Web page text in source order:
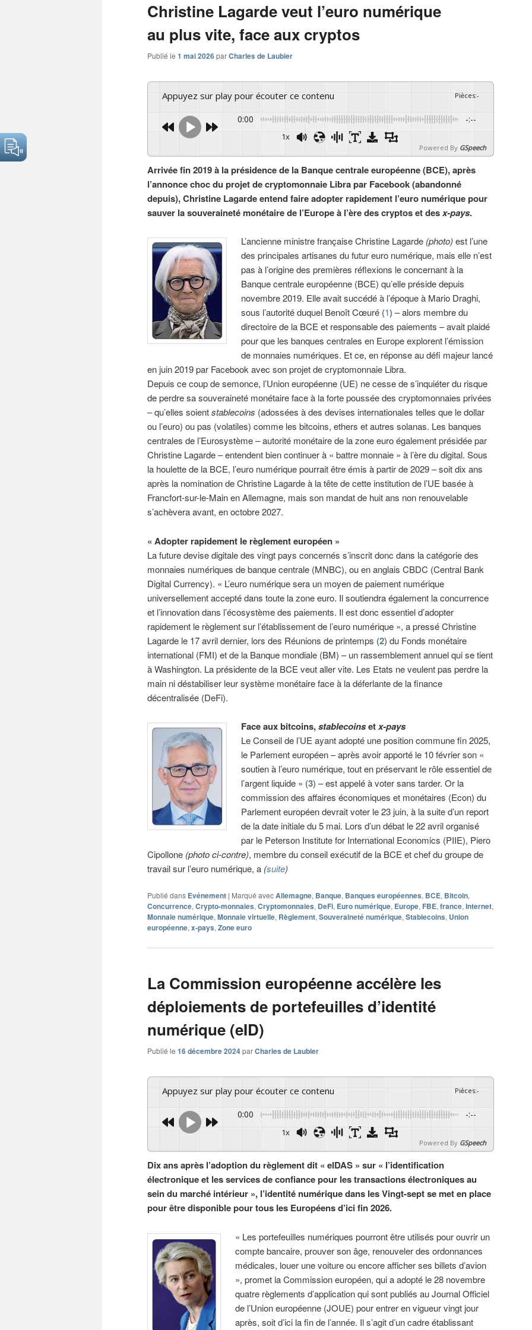
Christine Lagarde veut l’euro numérique
au plus vite, face aux cryptos
Publié le 1 mai 2026parCharles de Laubier
Appuyez sur play pour écouter ce contenu Pièces:-
0:00 -:--
1x
Powered By GSpeech
Arrivée fin 2019 à la présidence de la Banque centrale européenne (BCE), après
l’annonce choc du projet de cryptomonnaie Libra par Facebook (abandonné
depuis), Christine Lagarde entend faire adopter rapidement l’euro numérique pour
sauver la souveraineté monétaire de l’Europe à l’ère des cryptos et desx-pays.
L’ancienne ministre française Christine Lagarde (photo) est l’une
des principales artisanes du futur euro numérique, mais elle n’est
pas à l’origine des premières réflexions le concernant à la
Banque centrale européenne (BCE) qu’elle préside depuis
novembre 2019. Elle avait succédé à l’époque à Mario Draghi,
sous l’autorité duquel Benoît Cœuré (1) – alors membre du
directoire de la BCE et responsable des paiements – avait plaidé
pour que les banques centrales en Europe explorent l’émission
de monnaies numériques. Et ce, en réponse au défi majeur lancé
en juin 2019 par Facebook avec son projet de cryptomonnaie Libra.
Depuis ce coup de semonce, l’Union européenne (UE) ne cesse de s’inquiéter du risque
de perdre sa souveraineté monétaire face à la forte poussée des cryptomonnaies privées
– qu’elles soientstablecoins (adossées à des devises internationales telles que le dollar
ou l’euro) ou pas (volatiles) comme les bitcoins, ethers et autres solanas. Les banques
centrales de l’Eurosystème – autorité monétaire de la zone euro également présidée par
Christine Lagarde – entendent bien continuer à « battre monnaie » à l’ère du digital. Sous
la houlette de la BCE, l’euro numérique pourrait être émis à partir de 2029 – soit dix ans
après la nomination de Christine Lagarde à la tête de cette institution de l’UE basée à
Francfort-sur-le-Main en Allemagne, mais son mandat de huit ans non renouvelable
s’achèvera avant, en octobre 2027.
« Adopter rapidement le règlement européen »
La future devise digitale des vingt pays concernés s’inscrit donc dans la catégorie des
monnaies numériques de banque centrale (MNBC), ou en anglais CBDC (Central Bank
Digital Currency). « L’euro numérique sera un moyen de paiement numérique
universellement accepté dans toute la zone euro. Il soutiendra également la concurrence
et l’innovation dans l’écosystème des paiements. Il est donc essentiel d’adopter
rapidement le règlement sur l’établissement de l’euro numérique », a pressé Christine
Lagarde le 17 avril dernier, lors des Réunions de printemps (2) du Fonds monétaire
international (FMI) et de la Banque mondiale (BM) – un rassemblement annuel qui se tient
à Washington. La présidente de la BCE veut aller vite. Les Etats ne veulent pas perdre la
main ni déstabiliser leur système monétaire face à la déferlante de la finance
décentralisée (DeFi).
Face aux bitcoins,stablecoinsetx-pays
Le Conseil de l’UE ayant adopté une position commune fin 2025,
le Parlement européen – après avoir apporté le 10 février son «
soutien à l’euro numérique, tout en préservant le rôle essentiel de
l’argent liquide » (3) – est appelé à voter sans tarder. Or la
commission des affaires économiques et monétaires (Econ) du
Parlement européen devrait voter le 23 juin, à la suite d’un report
de la date initiale du 5 mai. Lors d’un débat le 22 avril organisé
par le Peterson Institute for International Economics (PIIE), Piero
Cipollone (photo ci-contre), membre du conseil exécutif de la BCE et chef du groupe de
travail sur l’euro numérique, a (suite)
Publié dans Evénement | Marqué avecAllemagne, Banque, Banques européennes, BCE, Bitcoin,
Concurrence,Crypto-monnaies,Cryptomonnaies, DeFi, Euro numérique, Europe, FBE,france,Internet,
Monnaie numérique,Monnaie virtuelle, Règlement,Souveraineté numérique,Stablecoins, Union
européenne,x-pays,Zone euro
La Commission européenne accélère les
déploiements de portefeuilles d’identité
numérique (eID)
Publié le 16 décembre 2024parCharles de Laubier
Appuyez sur play pour écouter ce contenu Pièces:-
0:00 -:--
1x
Powered By GSpeech
Dix ans après l’adoption du règlement dit « eIDAS » sur « l’identification
électronique et les services de confiance pour les transactions électroniques au
sein du marché intérieur », l’identité numérique dans les Vingt-sept se met en place
pour être disponible pour tous les Européens d’ici fin 2026.
« Les portefeuilles numériques pourront être utilisés pour ouvrir un
compte bancaire, prouver son âge, renouveler des ordonnances
médicales, louer une voiture ou encore afficher ses billets d’avion
», promet la Commission européen, qui a adopté le 28 novembre
quatre règlements d’application qui sont publiés au Journal Officiel
de l’Union européenne (JOUE) pour entrer en vigueur vingt jour
après, soit d’ici la fin de l’année. Il s’agit d’un cadre établissant